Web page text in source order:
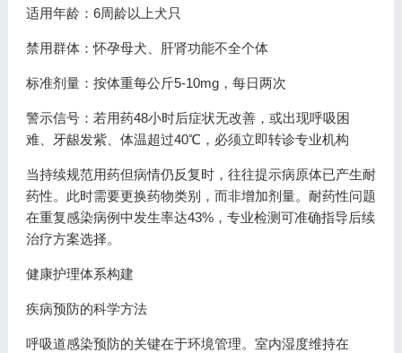
适用年龄：6周龄以上犬只
禁用群体：怀孕母犬、肝肾功能不全个体
标准剂量：按体重每公斤5-10mg，每日两次
警示信号：若用药48小时后症状无改善，或出现呼吸困
难、牙龈发紫、体温超过40℃，必须立即转诊专业机构
当持续规范用药但病情仍反复时，往往提示病原体已产生耐
药性。此时需要更换药物类别，而非增加剂量。耐药性问题
在重复感染病例中发生率达43%，专业检测可准确指导后续
治疗方案选择。
健康护理体系构建
疾病预防的科学方法
呼吸道感染预防的关键在于环境管理。室内湿度维持在